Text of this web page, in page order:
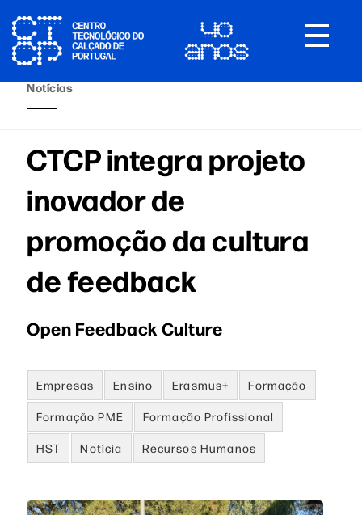
Toggle
Notícias
CTCP integra projeto
inovador de
promoção da cultura
de feedback
Open Feedback Culture
Empresas Ensino Erasmus+ Formação
Formação PME Formação Profissional
HST Notícia Recursos Humanos